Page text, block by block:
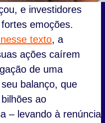
e investidores
emoções.
texto, a
ações caírem
de uma
balanço, que
ao
– levando à renúncia